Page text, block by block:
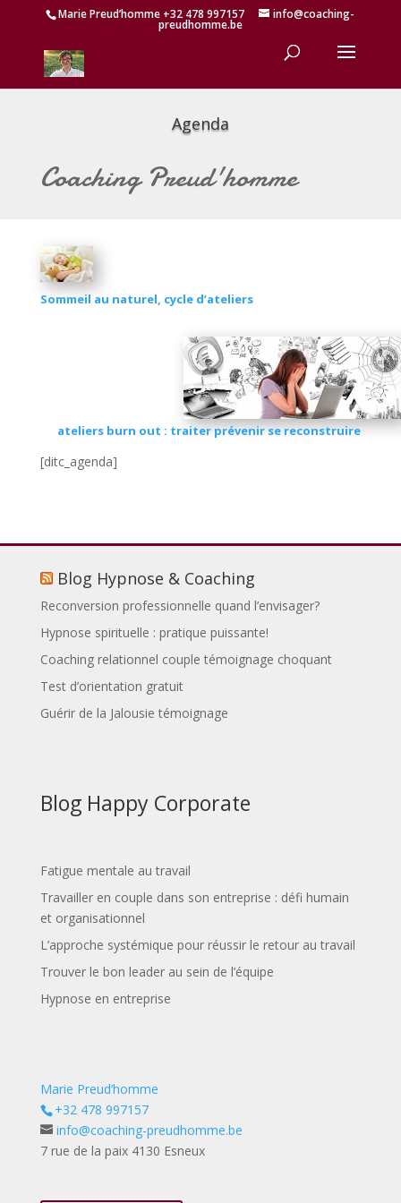
Marie Preud’homme +32 478 997157 info@coaching-
preudhomme.be
Agenda
Coaching Preud'homme
Sommeil au naturel, cycle d’ateliers
ateliers burn out : traiter prévenir se reconstruire
[ditc_agenda]
Blog Hypnose & Coaching
Reconversion professionnelle quand l’envisager?
Hypnose spirituelle : pratique puissante!
Coaching relationnel couple témoignage choquant
Test d’orientation gratuit
Guérir de la Jalousie témoignage
Blog Happy Corporate
Fatigue mentale au travail
Travailler en couple dans son entreprise : défi humain
et organisationnel
L’approche systémique pour réussir le retour au travail
Trouver le bon leader au sein de l’équipe
Hypnose en entreprise
Marie Preud’homme
+32 478 997157
info@coaching-preudhomme.be
7 rue de la paix 4130 Esneux